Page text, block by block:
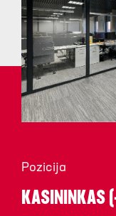
Pozicija
KASININKAS